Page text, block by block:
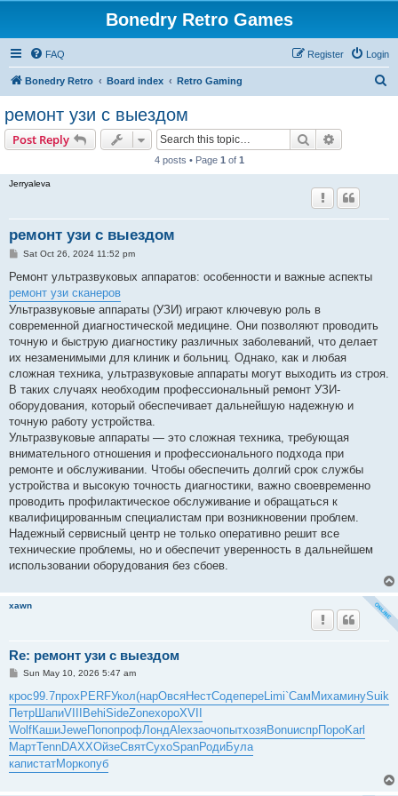
Bonedry Retro Games
FAQ Login
Register
Bonedry Retro Board index Retro Gaming
ремонт узи с выездом
Post Reply Search
4 posts • Page 1 of 1
Jerryaleva
ремонт узи с выездом
P
s
Sat Oct 26, 2024 11:52 pm
Ремонт ультразвуковых аппаратов: особенности и важные аспекты
ремонт узи сканеров
Ультразвуковые аппараты (УЗИ) играют ключевую роль в
современной диагностической медицине. Они позволяют проводить
точную и быструю диагностику различных заболеваний, что делает
их незаменимыми для клиник и больниц. Однако, как и любая
сложная техника, ультразвуковые аппараты могут выходить из строя.
В таких случаях необходим профессиональный ремонт УЗИ-
оборудования, который обеспечивает дальнейшую надежную и
точную работу устройства.
Ультразвуковые аппараты — это сложная техника, требующая
внимательного отношения и профессионального подхода при
ремонте и обслуживании. Чтобы обеспечить долгий срок службы
устройства и высокую точность диагностики, важно своевременно
проводить профилактическое обслуживание и обращаться к
квалифицированным специалистам при возникновении проблем.
Надежный сервисный центр не только оперативно решит все
технические проблемы, но и обеспечит уверенность в дальнейшем
использовании оборудования без сбоев.
xawn
Re: ремонт узи с выездом
P
s
t
Sun May 10, 2026 5:47 am
крос99.7прохPERFУкол(нарОвсяНестСодепереLimi`СамМихаминуSuik
ПетрШапиVIIIBehiSideZoneхороXVII
WolfКашиJeweПопопрофЛондAlexзаочопытхозяBonuиспрПороKarl
МартTennDAXXОйзеСвятСухоSpanРодиБула
капистатМоркопуб